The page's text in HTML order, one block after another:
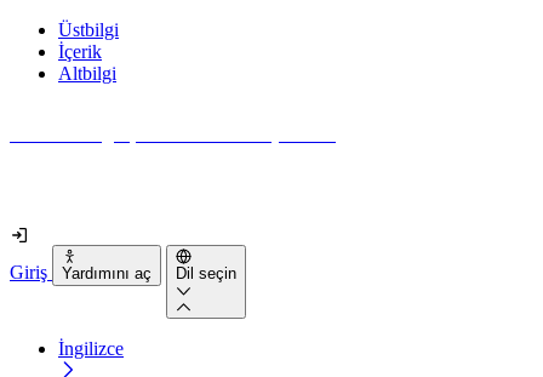
Üstbilgi
İçerik
Altbilgi
Giriş Yardımını aç Dil seçin
İngilizce